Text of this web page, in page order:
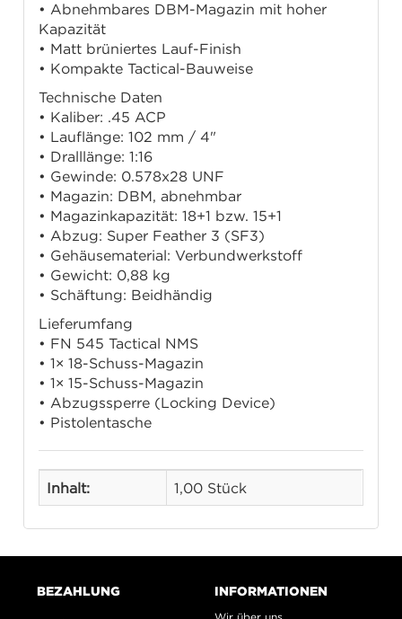
• Abnehmbares DBM-Magazin mit hoher
Kapazität
• Matt brüniertes Lauf-Finish
• Kompakte Tactical-Bauweise
Technische Daten
• Kaliber: .45 ACP
• Lauflänge: 102 mm / 4"
• Dralllänge: 1:16
• Gewinde: 0.578x28 UNF
• Magazin: DBM, abnehmbar
• Magazinkapazität: 18+1 bzw. 15+1
• Abzug: Super Feather 3 (SF3)
• Gehäusematerial: Verbundwerkstoff
• Gewicht: 0,88 kg
• Schäftung: Beidhändig
Lieferumfang
• FN 545 Tactical NMS
• 1× 18-Schuss-Magazin
• 1× 15-Schuss-Magazin
• Abzugssperre (Locking Device)
• Pistolentasche
Inhalt: 1,00 Stück
BEZAHLUNG INFORMATIONEN